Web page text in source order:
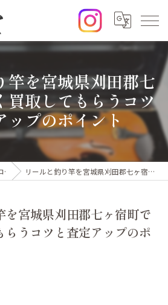
竿を宮城県刈田郡七
買取してもらうコツ
ップのポイント
ム リールと釣り竿を宮城県刈田郡七ヶ宿町で高く買取してもらうコツと査定アップのポイント
を宮城県刈田郡七ヶ宿町で
らうコツと査定アップのポ